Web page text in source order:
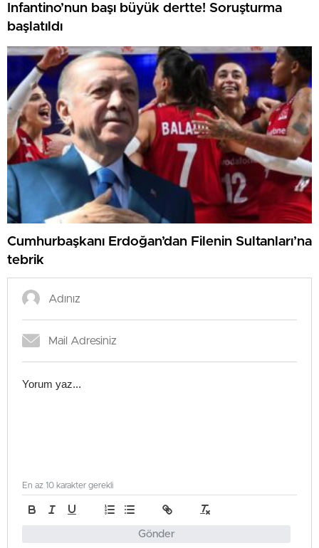
Infantino’nun başı büyük dertte! Soruşturma
başlatıldı
Cumhurbaşkanı Erdoğan’dan Filenin Sultanları’na
tebrik
Gönder
En az 10 karakter gerekli